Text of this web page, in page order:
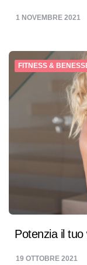
1 NOVEMBRE 2021
FITNESS &
Potenzia il tuo
19 OTTOBRE 2021